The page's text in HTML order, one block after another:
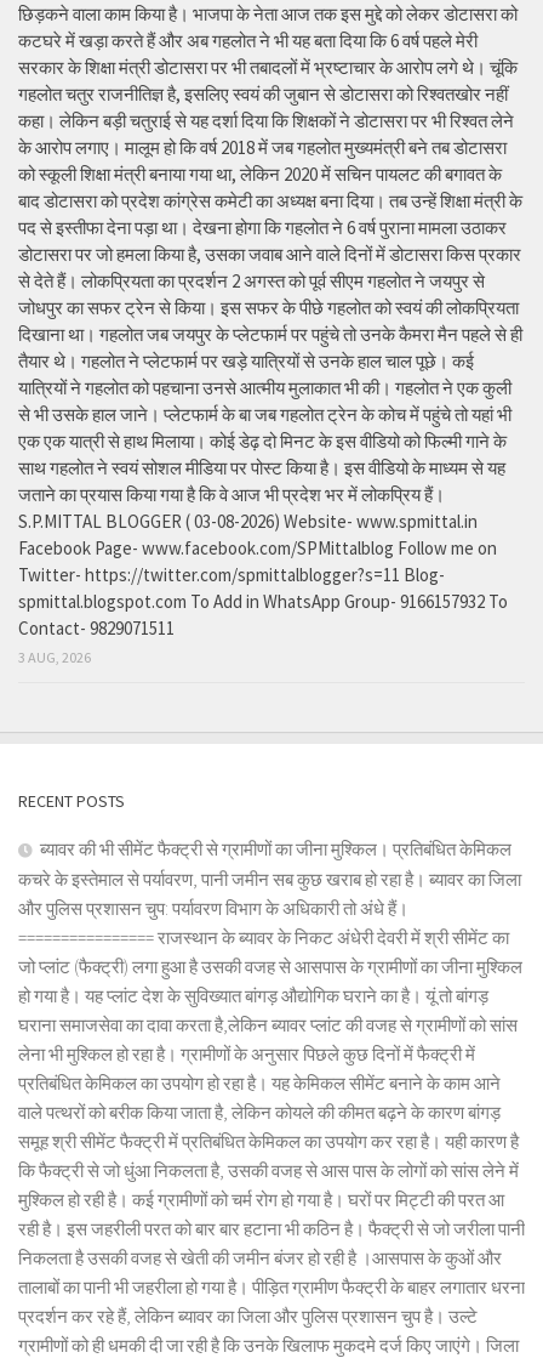
छिड़कने वाला काम किया है। भाजपा के नेता आज तक इस मुद्दे को लेकर डोटासरा को
कटघरे में खड़ा करते हैं और अब गहलोत ने भी यह बता दिया कि 6 वर्ष पहले मेरी
सरकार के शिक्षा मंत्री डोटासरा पर भी तबादलों में भ्रष्टाचार के आरोप लगे थे। चूंकि
गहलोत चतुर राजनीतिज्ञ है, इसलिए स्वयं की जुबान से डोटासरा को रिश्वतखोर नहीं
कहा। लेकिन बड़ी चतुराई से यह दर्शा दिया कि शिक्षकों ने डोटासरा पर भी रिश्वत लेने
के आरोप लगाए। मालूम हो कि वर्ष 2018 में जब गहलोत मुख्यमंत्री बने तब डोटासरा
को स्कूली शिक्षा मंत्री बनाया गया था, लेकिन 2020 में सचिन पायलट की बगावत के
बाद डोटासरा को प्रदेश कांग्रेस कमेटी का अध्यक्ष बना दिया। तब उन्हें शिक्षा मंत्री के
पद से इस्तीफा देना पड़ा था। देखना होगा कि गहलोत ने 6 वर्ष पुराना मामला उठाकर
डोटासरा पर जो हमला किया है, उसका जवाब आने वाले दिनों में डोटासरा किस प्रकार
से देते हैं। लोकप्रियता का प्रदर्शन 2 अगस्त को पूर्व सीएम गहलोत ने जयपुर से
जोधपुर का सफर ट्रेन से किया। इस सफर के पीछे गहलोत को स्वयं की लोकप्रियता
दिखाना था। गहलोत जब जयपुर के प्लेटफार्म पर पहुंचे तो उनके कैमरा मैन पहले से ही
तैयार थे। गहलोत ने प्लेटफार्म पर खड़े यात्रियों से उनके हाल चाल पूछे। कई
यात्रियों ने गहलोत को पहचाना उनसे आत्मीय मुलाकात भी की। गहलोत ने एक कुली
से भी उसके हाल जाने। प्लेटफार्म के बा जब गहलोत ट्रेन के कोच में पहुंचे तो यहां भी
एक एक यात्री से हाथ मिलाया। कोई डेढ़ दो मिनट के इस वीडियो को फिल्मी गाने के
साथ गहलोत ने स्वयं सोशल मीडिया पर पोस्ट किया है। इस वीडियो के माध्यम से यह
जताने का प्रयास किया गया है कि वे आज भी प्रदेश भर में लोकप्रिय हैं।
S.P.MITTAL BLOGGER ( 03-08-2026) Website- www.spmittal.in
Facebook Page- www.facebook.com/SPMittalblog Follow me on
Twitter- https://twitter.com/spmittalblogger?s=11 Blog-
spmittal.blogspot.com To Add in WhatsApp Group- 9166157932 To
Contact- 9829071511
3 AUG, 2026
RECENT POSTS
ब्यावर की भी सीमेंट फैक्ट्री से ग्रामीणों का जीना मुश्किल। प्रतिबंधित केमिकल
कचरे के इस्तेमाल से पर्यावरण, पानी जमीन सब कुछ खराब हो रहा है। ब्यावर का जिला
और पुलिस प्रशासन चुप: पर्यावरण विभाग के अधिकारी तो अंधे हैं।
================ राजस्थान के ब्यावर के निकट अंधेरी देवरी में श्री सीमेंट का
जो प्लांट (फैक्ट्री) लगा हुआ है उसकी वजह से आसपास के ग्रामीणों का जीना मुश्किल
हो गया है। यह प्लांट देश के सुविख्यात बांगड़ औद्योगिक घराने का है। यूं तो बांगड़
घराना समाजसेवा का दावा करता है,लेकिन ब्यावर प्लांट की वजह से ग्रामीणों को सांस
लेना भी मुश्किल हो रहा है। ग्रामीणों के अनुसार पिछले कुछ दिनों में फैक्ट्री में
प्रतिबंधित केमिकल का उपयोग हो रहा है। यह केमिकल सीमेंट बनाने के काम आने
वाले पत्थरों को बरीक किया जाता है, लेकिन कोयले की कीमत बढ़ने के कारण बांगड़
समूह श्री सीमेंट फैक्ट्री में प्रतिबंधित केमिकल का उपयोग कर रहा है। यही कारण है
कि फैक्ट्री से जो धुंआ निकलता है, उसकी वजह से आस पास के लोगों को सांस लेने में
मुश्किल हो रही है। कई ग्रामीणों को चर्म रोग हो गया है। घरों पर मिट्टी की परत आ
रही है। इस जहरीली परत को बार बार हटाना भी कठिन है। फैक्ट्री से जो जरीला पानी
निकलता है उसकी वजह से खेती की जमीन बंजर हो रही है ।आसपास के कुओं और
तालाबों का पानी भी जहरीला हो गया है। पीड़ित ग्रामीण फैक्ट्री के बाहर लगातार धरना
प्रदर्शन कर रहे हैं, लेकिन ब्यावर का जिला और पुलिस प्रशासन चुप है। उल्टे
ग्रामीणों को ही धमकी दी जा रही है कि उनके खिलाफ मुकदमे दर्ज किए जाएंगे। जिला